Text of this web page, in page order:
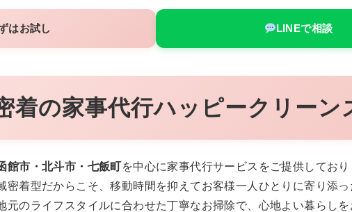
はお試し LINEで相談
着の家事代行ハッピークリーン
館市・北斗市・七飯町を中心に家事代行サービスをご提供しており
密着型だからこそ、移動時間を抑えてお客様一人ひとりに寄り添
元のライフスタイルに合わせた丁寧なお掃除で、心地よい暮らしを